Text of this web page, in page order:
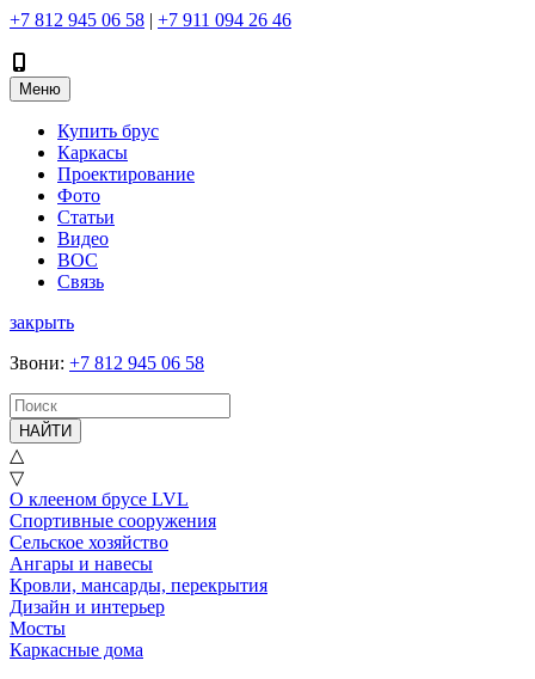
+7 812 945 06 58 | +7 911 094 26 46
Меню
Купить брус
Каркасы
Проектирование
Фото
Статьи
Видео
ВОС
Связь
закрыть
Звони: +7 812 945 06 58
НАЙТИ
△
▽
О клееном брусе LVL
Спортивные сооружения
Сельское хозяйство
Ангары и навесы
Кровли, мансарды, перекрытия
Дизайн и интерьер
Мосты
Каркасные дома